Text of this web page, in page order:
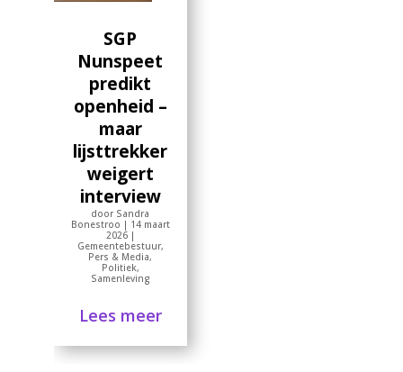
SGP
Nunspeet
predikt
openheid –
maar
lijsttrekker
weigert
interview
door Sandra
Bonestroo | 14 maart
2026|
Gemeentebestuur,
Pers & Media,
Politiek,
Samenleving
Lees meer